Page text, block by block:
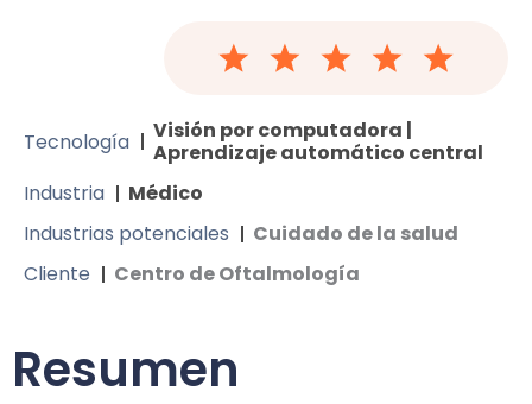
Tecnología
Visión por computadora |
Aprendizaje automático central
Industria
Médico
Industrias potenciales
Cuidado de la salud
Cliente
Centro de Oftalmología
Resumen